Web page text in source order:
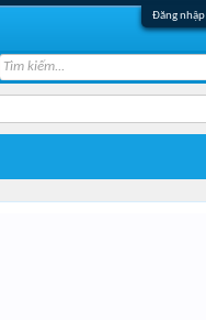
Đăng nhập